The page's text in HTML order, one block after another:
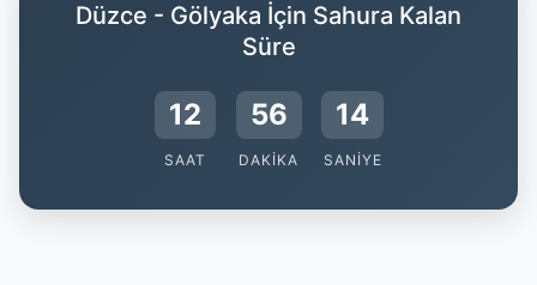
Düzce - Gölyaka İçin Sahura Kalan
Süre
12
SAAT
56
DAKIKA
13
SANIYE